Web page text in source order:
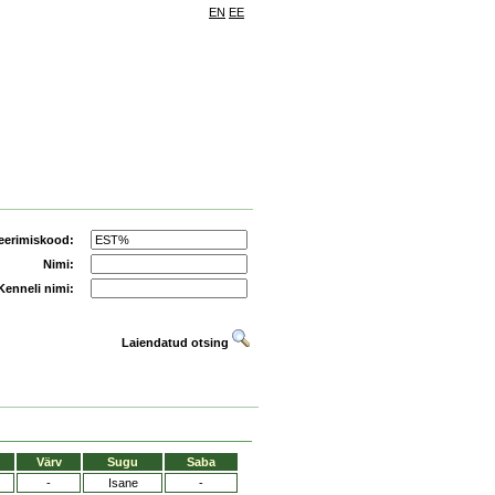
EN EE
Nimi:
nimi:
Laiendatud otsing
Värv Sugu
Saba
- Isane -